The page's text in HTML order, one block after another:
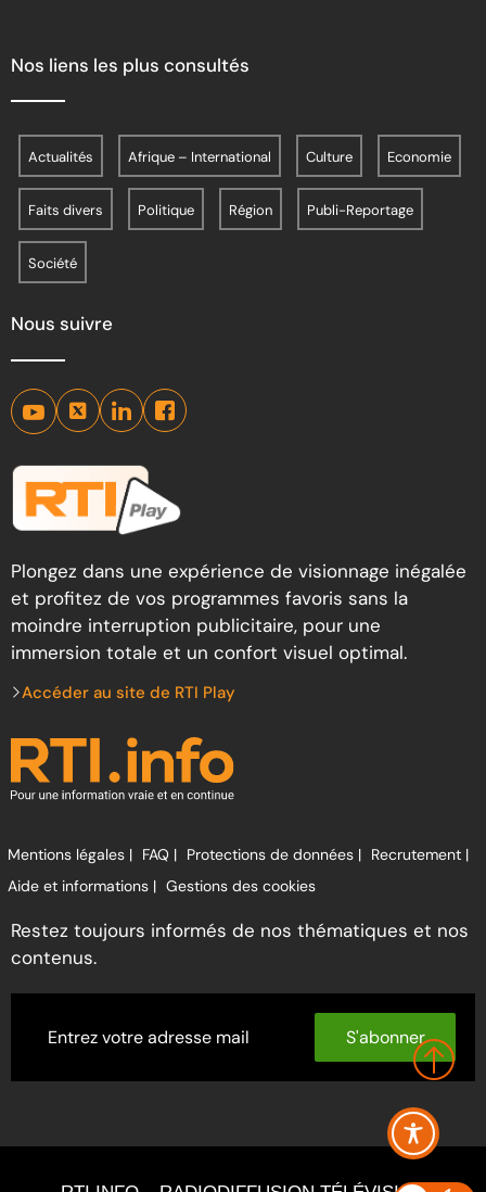
Nos liens les plus consultés
Actualités Afrique – International Culture Economie
Faits divers Politique Région Publi-Reportage
Société
Nous suivre
Plongez dans une expérience de visionnage inégalée
et profitez de vos programmes favoris sans la
moindre interruption publicitaire, pour une
immersion totale et un confort visuel optimal.
Accéder au site de RTI Play
Mentions légales | FAQ | Protections de données | Recrutement |
Aide et informations | Gestions des cookies
Restez toujours informés de nos thématiques et nos
contenus.
S'abonner